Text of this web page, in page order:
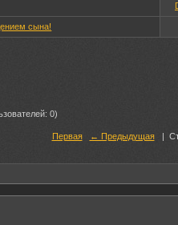
сына!
0)
Первая ← Предыдущая|